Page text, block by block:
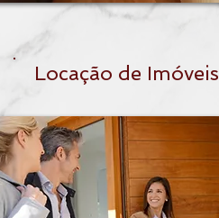
Locação de Imóveis